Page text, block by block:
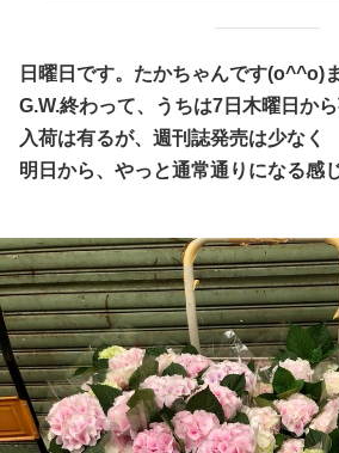
日曜日です。たかちゃんです(o^^o)
G.W.終わって、うちは7日木曜日か
入荷は有るが、週刊誌発売は少なく
明日から、やっと通常通りになる感